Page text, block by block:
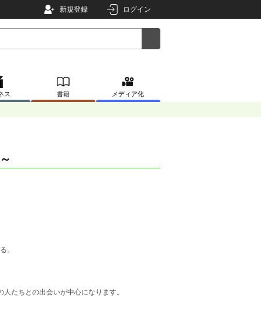
新規登録 ログイン
ス 書籍 メディア化
。
たちとの出会いが中心になります。